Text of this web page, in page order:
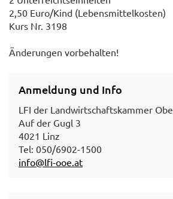
2,50 Euro/Kind (Lebensmittelkosten)
Kurs Nr. 3198
Änderungen vorbehalten!
Anmeldung und Info
LFI der Landwirtschaftskammer
Auf der Gugl 3
4021 Linz
Tel: 050/6902-1500
info@lfi-ooe.at